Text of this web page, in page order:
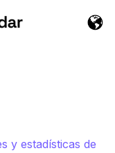
y estadísticas de